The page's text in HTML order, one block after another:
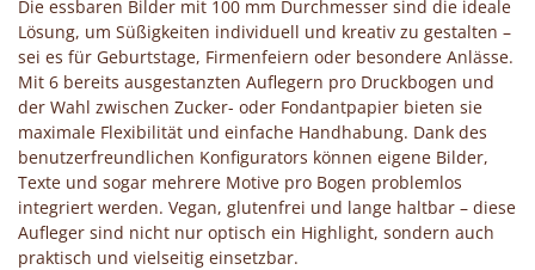
Die essbaren Bilder mit 100 mm Durchmesser sind die ideale
Lösung, um Süßigkeiten individuell und kreativ zu gestalten –
sei es für Geburtstage, Firmenfeiern oder besondere Anlässe.
Mit 6 bereits ausgestanzten Auflegern pro Druckbogen und
der Wahl zwischen Zucker- oder Fondantpapier bieten sie
maximale Flexibilität und einfache Handhabung. Dank des
benutzerfreundlichen Konfigurators können eigene Bilder,
Texte und sogar mehrere Motive pro Bogen problemlos
integriert werden. Vegan, glutenfrei und lange haltbar – diese
Aufleger sind nicht nur optisch ein Highlight, sondern auch
praktisch und vielseitig einsetzbar.